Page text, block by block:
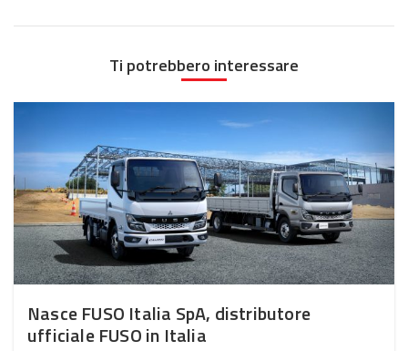
Ti potrebbero interessare
Nasce FUSO Italia SpA, distributore
ufficiale FUSO in Italia